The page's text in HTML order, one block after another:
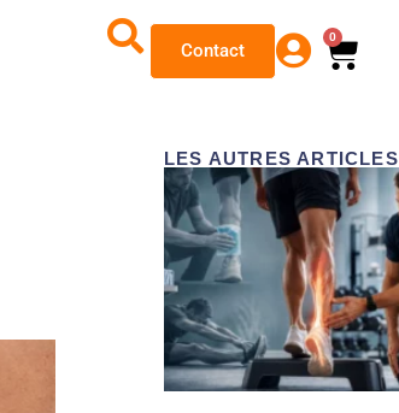
Contact
0
LES AUTRES ARTICLES